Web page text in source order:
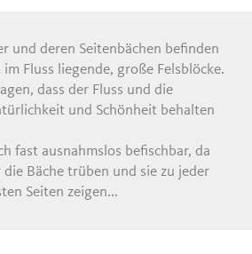
und deren Seitenbächen befinden
Fluss liegende, große Felsblöcke.
dass der Fluss und die
und Schönheit behalten
fast ausnahmslos befischbar, da
die Bäche trüben und sie zu jeder
Seiten zeigen...